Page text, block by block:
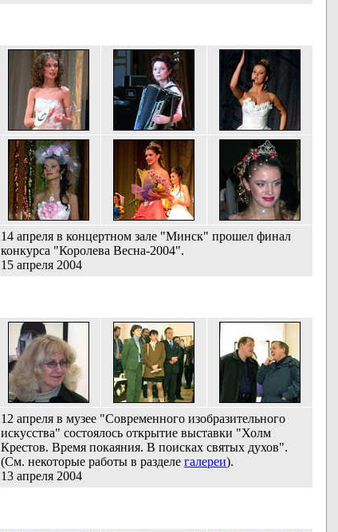
14 апреля в концертном зале "Минск" прошел финал
конкурса "Королева Весна-2004".
15 апреля 2004
12 апреля в музее "Современного изобразительного
искусства" состоялось открытие выставки "Холм
Крестов. Время покаяния. В поисках святых духов".
(См. некоторые работы в разделе галереи).
13 апреля 2004